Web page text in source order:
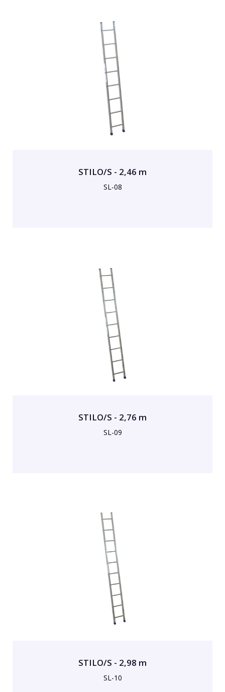
STILO/S - 2,46 m
SL-08
STILO/S - 2,76 m
SL-09
STILO/S - 2,98 m
SL-10